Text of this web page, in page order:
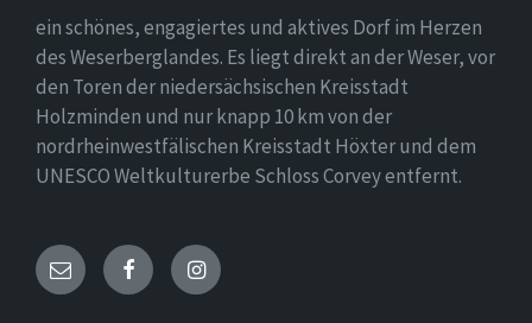
ein schönes, engagiertes und aktives Dorf im Herzen
des Weserberglandes. Es liegt direkt an der Weser, vor
den Toren der niedersächsischen Kreisstadt
Holzminden und nur knapp 10 km von der
nordrheinwestfälischen Kreisstadt Höxter und dem
UNESCO Weltkulturerbe Schloss Corvey entfernt.
Email FacebookInstagram